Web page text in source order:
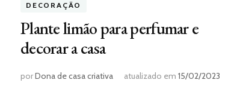
DECORAÇÃO
Plante limão para perfumar e
decorar a casa
porDona de casa criativa atualizado em 15/02/2023